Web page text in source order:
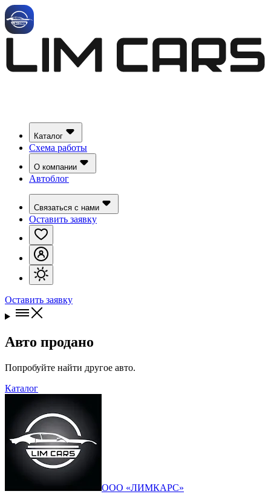
Каталог
Схема работы
О компании
Автоблог
Связаться с нами
Оставить заявку
Оставить заявку
Авто продано
Попробуйте найти другое авто.
Каталог
ООО «ЛИМКАРС»